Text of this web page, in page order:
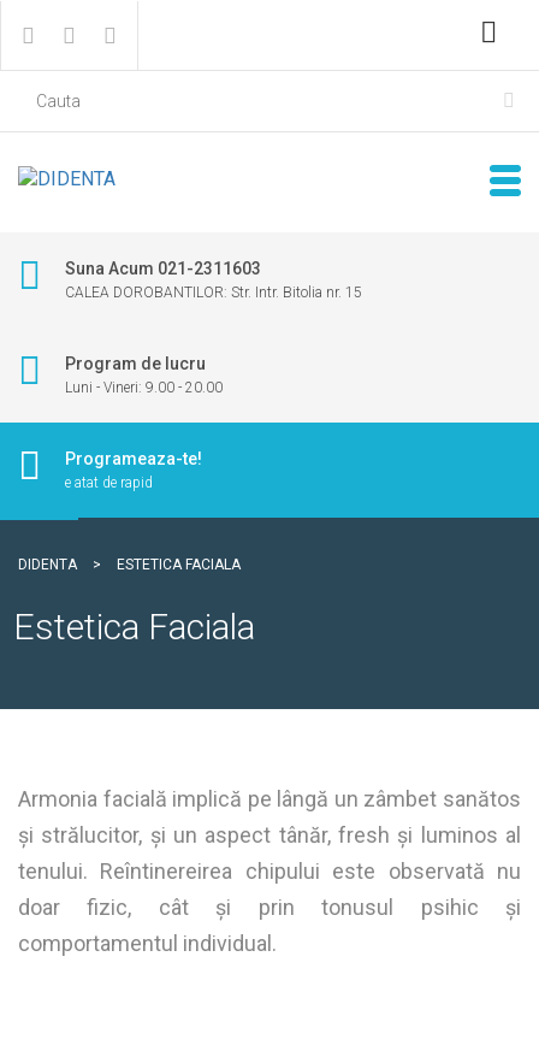
Suna Acum 021-2311603
CALEA DOROBANTILOR: Str. Intr. Bitolia nr. 15
Program de lucru
Luni - Vineri: 9.00 - 20.00
Programeaza-te!
e atat de rapid
DIDENTA > ESTETICA FACIALA
Estetica Faciala
Armonia facială implică pe lângă un zâmbet sanătos
și strălucitor, și un aspect tânăr, fresh și luminos al
tenului. Reîntinereirea chipului este observată nu
doar fizic, cât și prin tonusul psihic și
comportamentul individual.